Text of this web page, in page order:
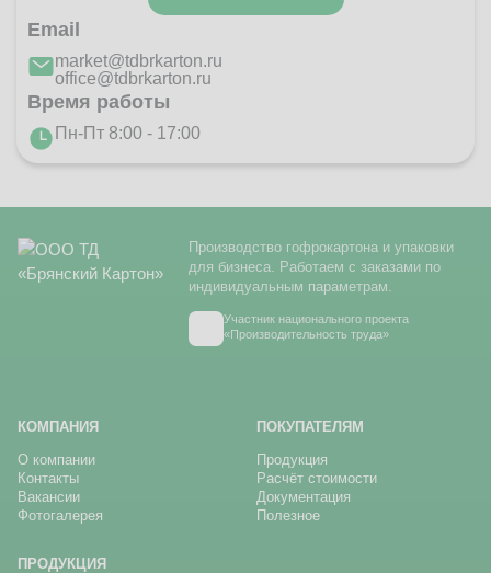
Email
market@tdbrkarton.ru
office@tdbrkarton.ru
Время работы
Пн-Пт 8:00 - 17:00
Производство гофрокартона и упаковки
для бизнеса. Работаем с заказами по
индивидуальным параметрам.
Участник национального проекта
«Производительность труда»
КОМПАНИЯ
О компании
Контакты
Вакансии
Фотогалерея
ПОКУПАТЕЛЯМ
Продукция
Расчёт стоимости
Документация
Полезное
ПРОДУКЦИЯ